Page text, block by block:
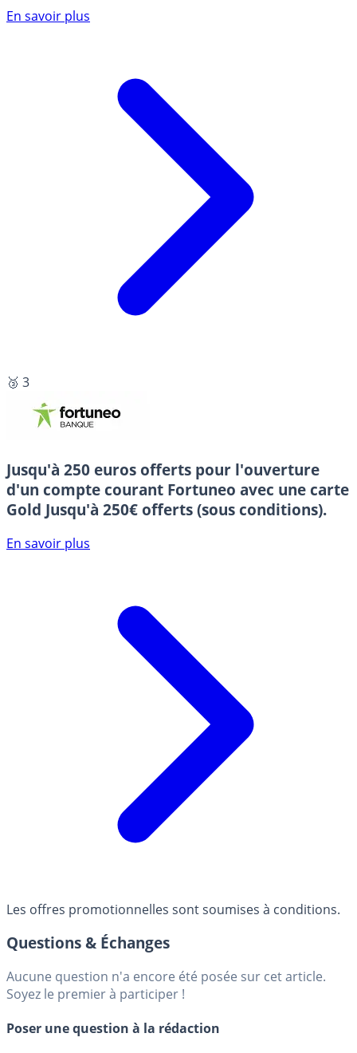
En savoir plus
🥉 3
Jusqu'à 250 euros offerts pour l'ouverture
d'un compte courant Fortuneo avec une carte
Gold Jusqu'à 250€ offerts (sous conditions).
En savoir plus
Les offres promotionnelles sont soumises à conditions.
Questions & Échanges
Aucune question n'a encore été posée sur cet article.
Soyez le premier à participer !
Poser une question à la rédaction